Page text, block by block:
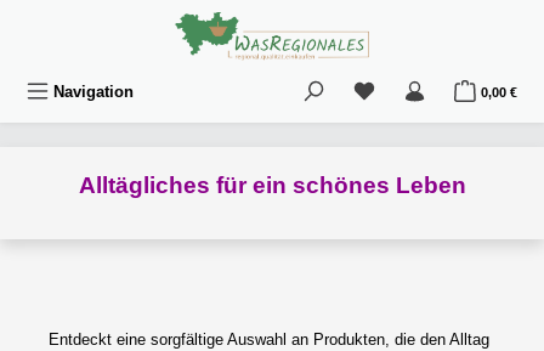
Zum Hauptinhalt springen
Navigation Du hast 0 Produkte
0,00 €
Alltägliches für ein schönes Leben
Entdeckt eine sorgfältige Auswahl an Produkten, die den Alltag